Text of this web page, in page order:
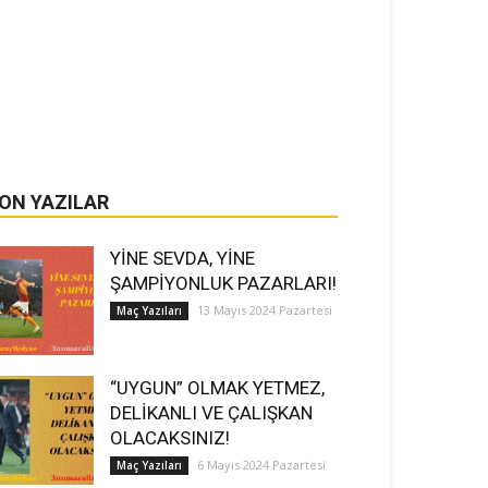
YAZILAR
YİNE SEVDA, YİNE
ŞAMPİYONLUK PAZARLARI!
Maç Yazıları 13 Mayıs 2024 Pazartesi
“UYGUN” OLMAK YETMEZ,
DELİKANLI VE ÇALIŞKAN
OLACAKSINIZ!
Maç Yazıları 6 Mayıs 2024 Pazartesi